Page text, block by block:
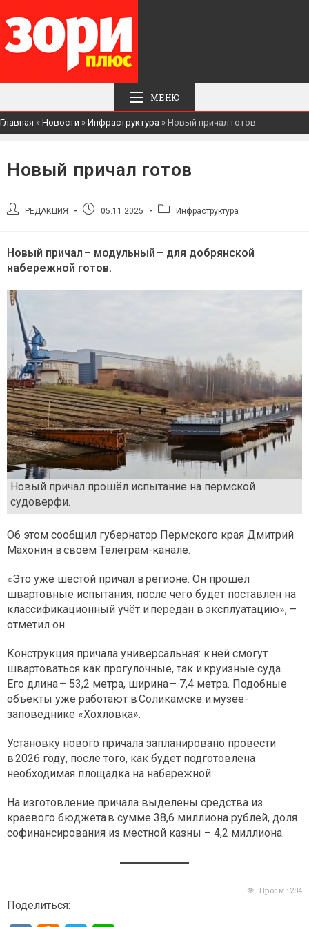
МЕНЮ
Главная » Новости » Инфраструктура » Новый причал готов
Новый причал готов
АвторРЕДАКЦИЯ
Запись05.11.2025
РубрикаИнфраструктура
Новый причал – модульный – для добрянской
набережной готов.
Новый причал прошёл испытание на пермской
судоверфи.
Об этом сообщил губернатор Пермского края Дмитрий
Махонин в своём Телеграм-канале.
«Это уже шестой причал в регионе. Он прошёл
швартовные испытания, после чего будет поставлен на
классификационный учёт и передан в эксплуатацию», –
отметил он.
Конструкция причала универсальная: к ней смогут
швартоваться как прогулочные, так и круизные суда.
Его длина – 53,2 метра, ширина – 7,4 метра. Подобные
объекты уже работают в Соликамске и музее-
заповеднике «Хохловка».
Установку нового причала запланировано провести
в 2026 году, после того, как будет подготовлена
необходимая площадка на набережной.
На изготовление причала выделены средства из
краевого бюджета в сумме 38,6 миллиона рублей, доля
софинансирования из местной казны – 4,2 миллиона.
Просм.: 284
Поделиться: